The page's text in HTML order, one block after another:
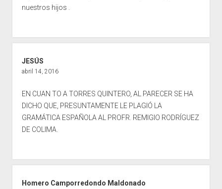
nuestros hijos .
JESÚS
abril 14, 2016
EN CUAN TO A TORRES QUINTERO, AL PARECER SE HA
DICHO QUE, PRESUNTAMENTE LE PLAGIÓ LA
GRAMÁTICA ESPAÑOLA AL PROFR. REMIGIO RODRÍGUEZ
DE COLIMA.
Homero Camporredondo Maldonado